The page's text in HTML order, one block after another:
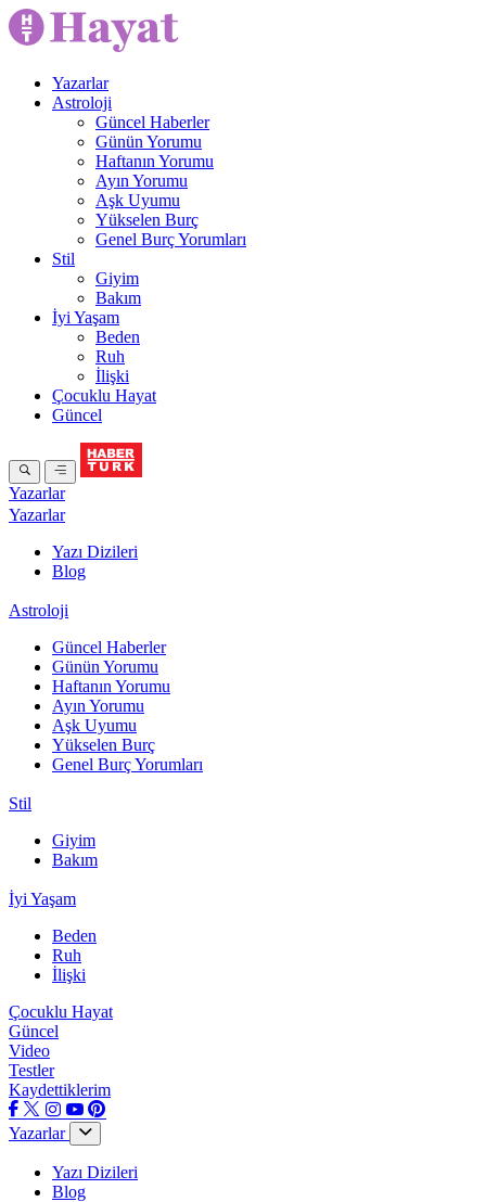
Yazarlar
Astroloji
Güncel Haberler
Günün Yorumu
Haftanın Yorumu
Ayın Yorumu
Aşk Uyumu
Yükselen Burç
Genel Burç Yorumları
Stil
Giyim
Bakım
İyi Yaşam
Beden
Ruh
İlişki
Çocuklu Hayat
Güncel
Yazarlar
Yazarlar
Yazı Dizileri
Blog
Astroloji
Güncel Haberler
Günün Yorumu
Haftanın Yorumu
Ayın Yorumu
Aşk Uyumu
Yükselen Burç
Genel Burç Yorumları
Stil
Giyim
Bakım
İyi Yaşam
Beden
Ruh
İlişki
Çocuklu Hayat
Güncel
Video
Testler
Kaydettiklerim
Yazarlar
Yazı Dizileri
Blog